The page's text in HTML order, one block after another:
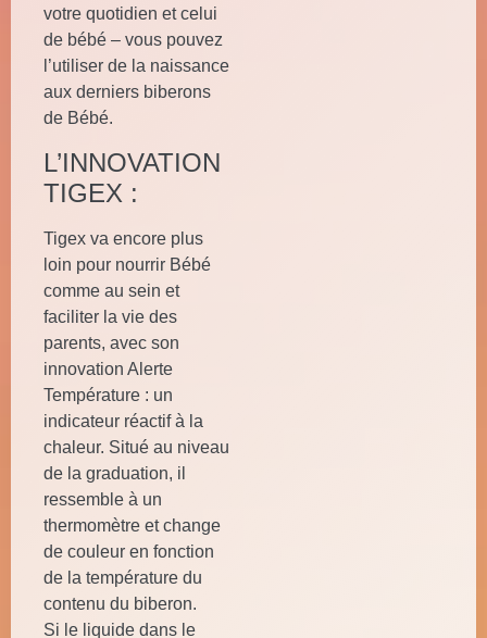
votre quotidien et celui
de bébé – vous pouvez
l’utiliser de la naissance
aux derniers biberons
de Bébé.
L’INNOVATION
TIGEX :
Tigex va encore plus
loin pour nourrir Bébé
comme au sein et
faciliter la vie des
parents, avec son
innovation Alerte
Température : un
indicateur réactif à la
chaleur. Situé au niveau
de la graduation, il
ressemble à un
thermomètre et change
de couleur en fonction
de la température du
contenu du biberon.
Si le liquide dans le